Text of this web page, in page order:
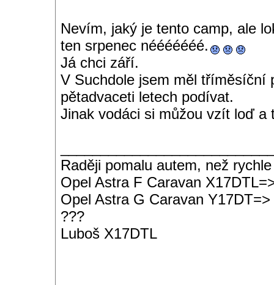
Nevím, jaký je tento camp, ale
ten srpenec nééééééé.
Já chci září.
V Suchdole jsem měl tříměsíční
pětadvaceti letech podívat.
Jinak vodáci si můžou vzít loď a
Raději pomalu autem, než
Opel Astra F Caravan
Opel Astra G Caravan Y17DT=>
???
Luboš X17DTL